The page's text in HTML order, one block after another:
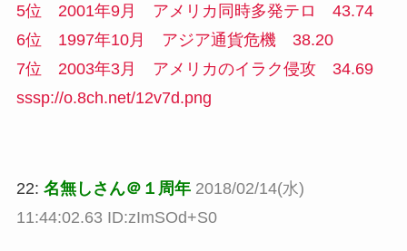
5位 2001年9月 アメリカ同時多発テロ 43.74
6位 1997年10月 アジア通貨危機 38.20
7位 2003年3月 アメリカのイラク侵攻 34.69
sssp://o.8ch.net/12v7d.png
22: 名無しさん＠１周年 2018/02/14(水)
11:44:02.63 ID:zImSOd+S0